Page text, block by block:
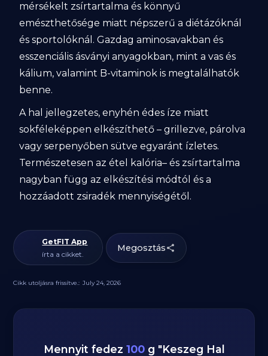
mérsékelt zsírtartalma és könnyű
emészthetősége miatt népszerű a diétázóknál
és sportolóknál. Gazdag aminosavakban és
esszenciális ásványi anyagokban, mint a vas és
kálium, valamint B-vitaminok is megtalálhatók
benne.
A hal jellegzetes, enyhén édes íze miatt
sokféleképpen elkészíthető – grillezve, párolva
vagy serpenyőben sütve egyaránt ízletes.
Természetesen az étel kalória– és zsírtartalma
nagyban függ az elkészítési módtól és a
hozzáadott zsiradék mennyiségétől.
GetFIT App
írta a cikket.
Megosztás
Cikk utoljásra frissítve.: July 24, 2026
Mennyit fedez 100 g "Keszeg Hal